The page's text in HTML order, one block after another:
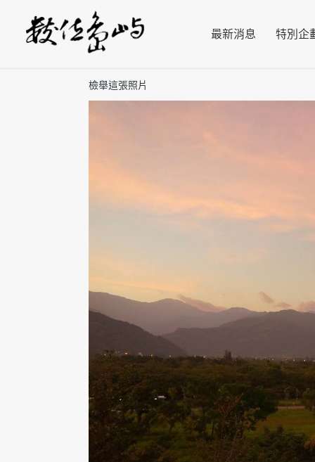
最新消息 特別企
檢舉這張照片